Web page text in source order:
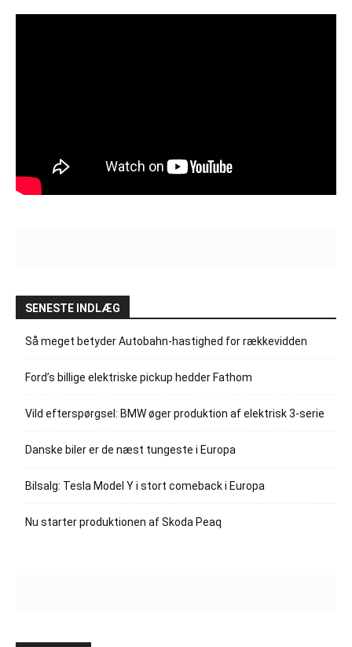
SENESTE INDLÆG
Så meget betyder Autobahn-hastighed for rækkevidden
Ford’s billige elektriske pickup hedder Fathom
Vild efterspørgsel: BMW øger produktion af elektrisk 3-serie
Danske biler er de næst tungeste i Europa
Bilsalg: Tesla Model Y i stort comeback i Europa
Nu starter produktionen af Skoda Peaq